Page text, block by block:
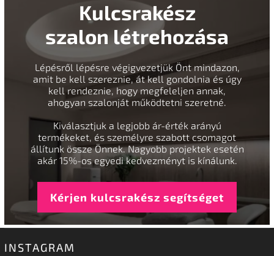
Kulcsrakész
szalon létrehozása
Lépésről lépésre végigvezetjük Önt mindazon,
amit be kell szereznie, át kell gondolnia és úgy
kell rendeznie, hogy megfeleljen annak,
ahogyan szalonját működtetni szeretné.
Kiválasztjuk a legjobb ár-érték arányú
termékeket, és személyre szabott csomagot
állítunk össze Önnek. Nagyobb projektek esetén
akár 15%-os egyedi kedvezményt is kínálunk.
Kérjen kulcsrakész segítséget
INSTAGRAM